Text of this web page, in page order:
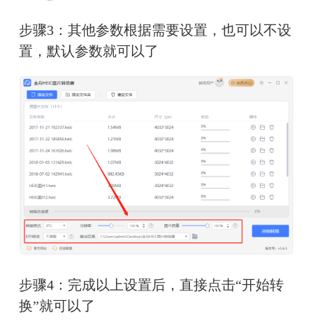
步骤3：其他参数根据需要设置，也可以不设
置，默认参数就可以了
步骤4：完成以上设置后，直接点击“开始转
换”就可以了